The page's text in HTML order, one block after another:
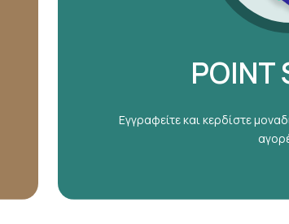
POINT
Εγγραφείτε και κερδίστε